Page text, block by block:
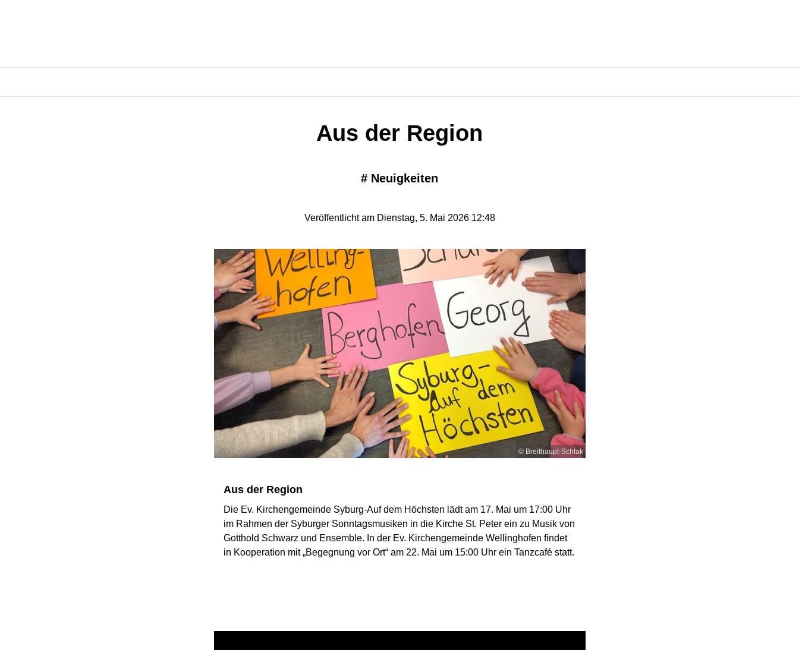
Aus der Region
# Neuigkeiten
Veröffentlicht am Dienstag, 5. Mai 2026 12:48
© Breithaupt-Schlak
Aus der Region
Die Ev. Kirchengemeinde Syburg-Auf dem Höchsten lädt am 17. Mai um 17:00 Uhr
im Rahmen der Syburger Sonntagsmusiken in die Kirche St. Peter ein zu Musik von
Gotthold Schwarz und Ensemble. In der Ev. Kirchengemeinde Wellinghofen findet
in Kooperation mit „Begegnung vor Ort“ am 22. Mai um 15:00 Uhr ein Tanzcafé statt.